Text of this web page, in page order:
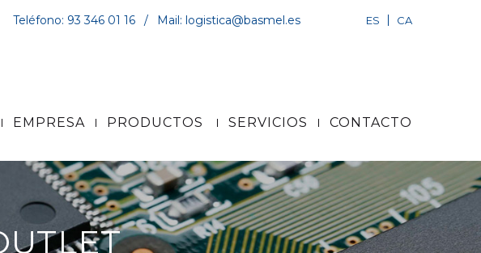
Teléfono: 93 346 01 16 / Mail: logistica@basmel.es ES CA
EMPRESA PRODUCTOS SERVICIOS CONTACTO